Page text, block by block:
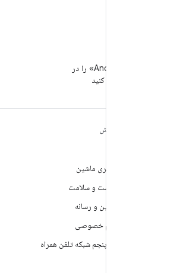
«توسعه‌دهندگان Android» را در
کاوش
یادگیری ماشین
بهداشت و سلامت
دوربین و رسانه
حریم خصوصی
نسل پنجم شبکه تلفن همراه